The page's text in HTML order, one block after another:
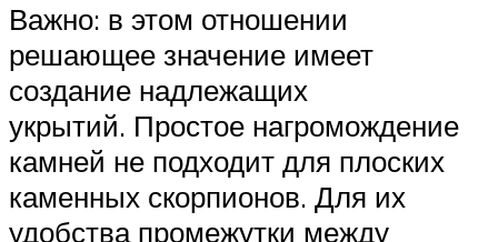
Важно: в этом отношении
решающее значение имеет
создание надлежащих
укрытий. Простое нагромождение
камней не подходит для плоских
каменных скорпионов. Для их
удобства промежутки между